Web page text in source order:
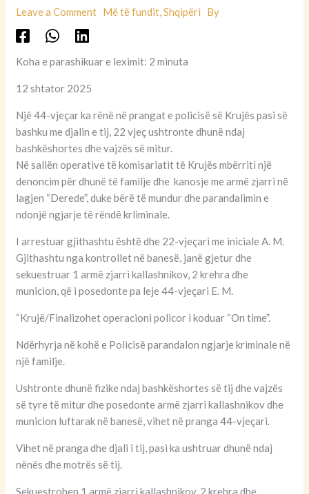
Leave a Comment Më të fundit,Shqipëri By
Koha e parashikuar e leximit: 2 minuta
12 shtator 2025
Një 44-vjeçar ka rënë në prangat e policisë së Krujës pasi së
bashku me djalin e tij, 22 vjeç ushtronte dhunë ndaj
bashkëshortes dhe vajzës së mitur.
Në sallën operative të komisariatit të Krujës mbërriti një
denoncim për dhunë të familje dhe kanosje me armë zjarri në
lagjen “Derede”, duke bërë të mundur dhe parandalimin e
ndonjë ngjarje të rëndë krliminale.
I arrestuar gjithashtu është dhe 22-vjeçari me iniciale A. M.
Gjithashtu nga kontrollet në banesë, janë gjetur dhe
sekuestruar 1 armë zjarri kallashnikov, 2 krehra dhe
municion, që i posedonte pa leje 44-vjeçari E. M.
“Krujë/Finalizohet operacioni policor i koduar “On time”.
Ndërhyrja në kohë e Policisë parandalon ngjarje kriminale në
një familje.
Ushtronte dhunë fizike ndaj bashkëshortes së tij dhe vajzës
së tyre të mitur dhe posedonte armë zjarri kallashnikov dhe
municion luftarak në banesë, vihet në pranga 44-vjeçari.
Vihet në pranga dhe djali i tij, pasi ka ushtruar dhunë ndaj
nënës dhe motrës së tij.
Sekuestrohen 1 armë zjarri kallashnikov, 2 krehra dhe